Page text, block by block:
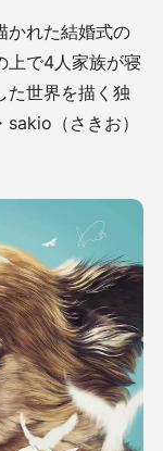
かれた結婚式の
上で4人家族が寝
た世界を描く独
（さきお）